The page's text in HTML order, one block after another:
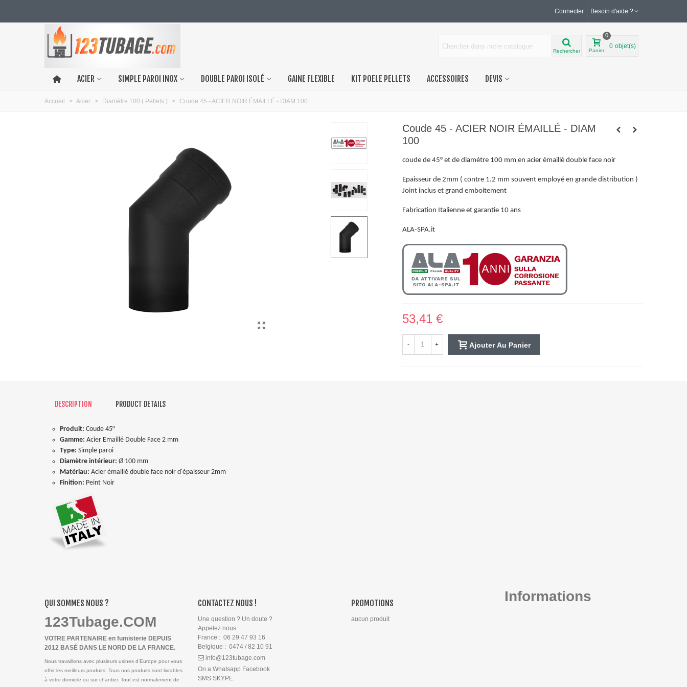
Connecter Besoin d'aide ?
Rechercher Panier
0
0 objet(s)
ACIER SIMPLE PAROI INOX DOUBLE PAROI ISOLÉ GAINE FLEXIBLE KIT POELE PELLETS ACCESSOIRES DEVIS
Accueil > Acier > Diamètre 100 ( Pellets ) > Coude 45 - ACIER NOIR ÉMAILLÉ - DIAM 100
Coude 45 - ACIER NOIR ÉMAILLÉ - DIAM
100
coude de 45° et de diamètre 100 mm en acier émaillé double face noir
Epaisseur de 2mm ( contre 1.2 mm souvent employé en grande distribution )
Joint inclus et grand emboitement
Fabrication Italienne et garantie 10 ans
ALA-SPA.it
53,41 €
- + Ajouter Au Panier
DESCRIPTION PRODUCT DETAILS
Produit: Coude 45°
Gamme: Acier Emaillé Double Face 2 mm
Type: Simple paroi
Diamètre intérieur: Ø 100 mm
Matériau: Acier émaillé double face noir d'épaisseur 2mm
Finition: Peint Noir
QUI SOMMES NOUS ?
123Tubage.COM
VOTRE PARTENAIRE en fumisterie DEPUIS
2012 BASÉ DANS LE NORD DE LA FRANCE.
Nous travaillons avec plusieurs usines d'Europe pour vous
offrir les meilleurs produits. Tous nos produits sont livrables
à votre domicile ou sur chantier. Tout est normalement de
CONTACTEZ NOUS !
Une question ? Un doute ?
Appelez nous
France : 06 29 47 93 16
Belgique : 0474 / 82 10 91
info@123tubage.com
On a Whatsapp Facebook
SMS SKYPE
PROMOTIONS
aucun produit
Informations